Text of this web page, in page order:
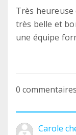
Très heureuse
très belle et
une équipe
0 commentaires
Carole